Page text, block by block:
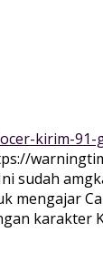
kirim-
sudah
mengajar
karakter